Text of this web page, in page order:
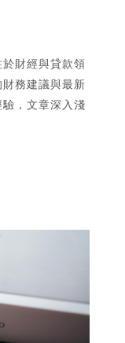
財經與貸款領
務建議與最新
，文章深入淺